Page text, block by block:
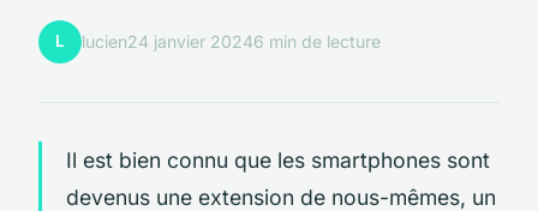
L lucien24 janvier 20246 min de lecture
Il est bien connu que les smartphones sont
devenus une extension de nous-mêmes, un